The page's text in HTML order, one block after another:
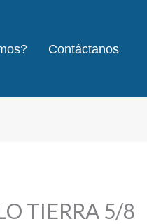
Contáctanos
TIERRA 5/8